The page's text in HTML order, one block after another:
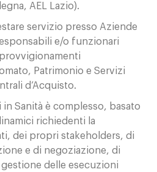
AEL Lazio).
servizio presso Aziende
e/o funzionari
Patrimonio e Servizi
d’Acquisto.
in Sanità è complesso, basato
richiedenti la
dei propri stakeholders, di
e di negoziazione, di
delle esecuzioni